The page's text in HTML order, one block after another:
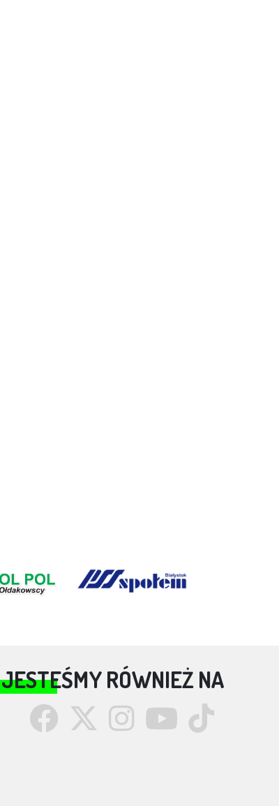
JESTEŚMY RÓWNIEŻ NA